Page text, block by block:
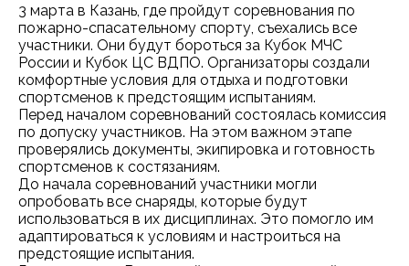
3 марта в Казань, где пройдут соревнования по
пожарно-спасательному спорту, съехались все
участники. Они будут бороться за Кубок МЧС
России и Кубок ЦС ВДПО. Организаторы создали
комфортные условия для отдыха и подготовки
спортсменов к предстоящим испытаниям.
Перед началом соревнований состоялась комиссия
по допуску участников. На этом важном этапе
проверялись документы, экипировка и готовность
спортсменов к состязаниям.
До начала соревнований участники могли
опробовать все снаряды, которые будут
использоваться в их дисциплинах. Это помогло им
адаптироваться к условиям и настроиться на
предстоящие испытания.